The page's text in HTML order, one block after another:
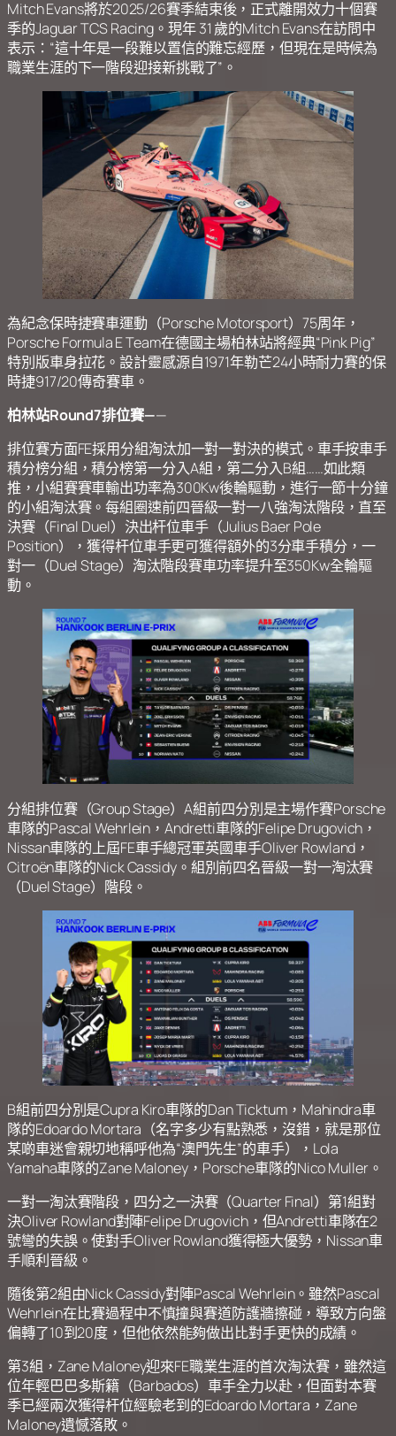
Mitch Evans將於2025/26賽季結束後，正式離開效力十個賽
季的Jaguar TCS Racing。現年 31 歲的Mitch Evans在訪問中
表示：“這十年是一段難以置信的難忘經歷，但現在是時候為
職業生涯的下一階段迎接新挑戰了”。
為紀念保時捷賽車運動（Porsche Motorsport）75周年，
Porsche Formula E Team在德國主場柏林站將經典“Pink Pig”
特別版車身拉花。設計靈感源自1971年勒芒24小時耐力賽的保
時捷917/20傳奇賽車。
柏林站Round7排位賽——
排位賽方面FE採用分組淘汰加一對一對決的模式。車手按車手
積分榜分組，積分榜第一分入A組，第二分入B組……如此類
推，小組賽賽車輸出功率為300Kw後輪驅動，進行一節十分鐘
的小組淘汰賽。每組圈速前四晉級一對一八強淘汰階段，直至
決賽（Final Duel）決出杆位車手（Julius Baer Pole
Position），獲得杆位車手更可獲得額外的3分車手積分，一
對一（Duel Stage）淘汰階段賽車功率提升至350Kw全輪驅
動。
分組排位賽（Group Stage）A組前四分別是主場作賽Porsche
車隊的Pascal Wehrlein，Andretti車隊的Felipe Drugovich，
Nissan車隊的上屆FE車手總冠軍英國車手Oliver Rowland，
Citroën車隊的Nick Cassidy。組別前四名晉級一對一淘汰賽
（Duel Stage）階段。
B組前四分別是Cupra Kiro車隊的Dan Ticktum，Mahindra車
隊的Edoardo Mortara（名字多少有點熟悉，沒錯，就是那位
某啲車迷會親切地稱呼他為“澳門先生”的車手），Lola
Yamaha車隊的Zane Maloney，Porsche車隊的Nico Muller。
一對一淘汰賽階段，四分之一決賽（Quarter Final）第1組對
決Oliver Rowland對陣Felipe Drugovich，但Andretti車隊在2
號彎的失誤。使對手Oliver Rowland獲得極大優勢，Nissan車
手順利晉級。
隨後第2組由Nick Cassidy對陣Pascal Wehrlein。雖然Pascal
Wehrlein在比賽過程中不慎撞與賽道防護牆擦碰，導致方向盤
偏轉了10到20度，但他依然能夠做出比對手更快的成績。
第3組，Zane Maloney迎來FE職業生涯的首次淘汰賽，雖然這
位年輕巴巴多斯籍（Barbados）車手全力以赴，但面對本賽
季已經兩次獲得杆位經驗老到的Edoardo Mortara，Zane
Maloney遺憾落敗。